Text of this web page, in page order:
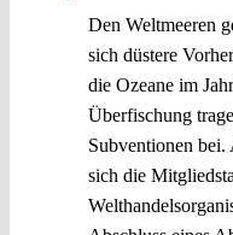
Den Weltmeeren
sich düstere
die Ozeane im
Überfischung
Subventionen
sich die